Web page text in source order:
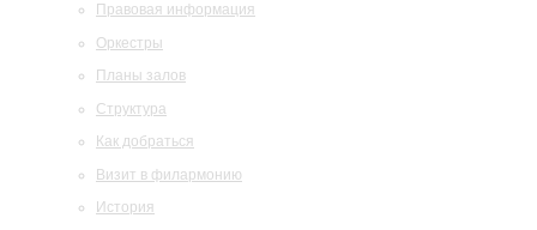
Правовая информация
Оркестры
Планы залов
Структура
Как добраться
Визит в филармонию
История